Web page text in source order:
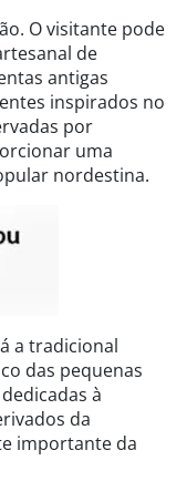
O visitante pode
de
antigas
inspirados no
por
uma
nordestina.
a tradicional
das pequenas
à
da
importante da